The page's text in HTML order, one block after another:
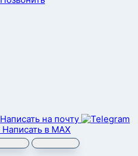
Написать на почту
Написать в MAX